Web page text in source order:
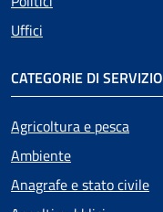
Uffici
CATEGORIE DI SERVIZIO
Agricoltura e pesca
Ambiente
Anagrafe e stato civile